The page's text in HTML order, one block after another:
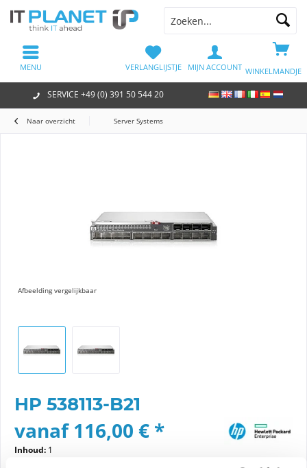
SERVICE +49 (0) 391 50 544 20
WINKELMANDJE
VERLANGLIJSTJE MIJN ACCOUNT
MENU
Naar overzicht Server Systems
Afbeelding vergelijkbaar
HP 538113-B21
vanaf 116,00 € *
Inhoud: 1